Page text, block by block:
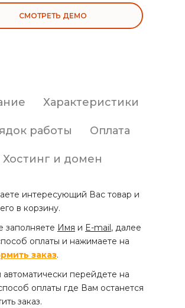
СМОТРЕТЬ ДЕМО
Характеристики
работы Оплата
Хостинг и домен
интересующий Вас товар и
в корзину.
заполняете Имя и E-mail, далее
оплаты и нажимаете на
заказ.
перейдете на
оплаты где Вам останется
заказ.